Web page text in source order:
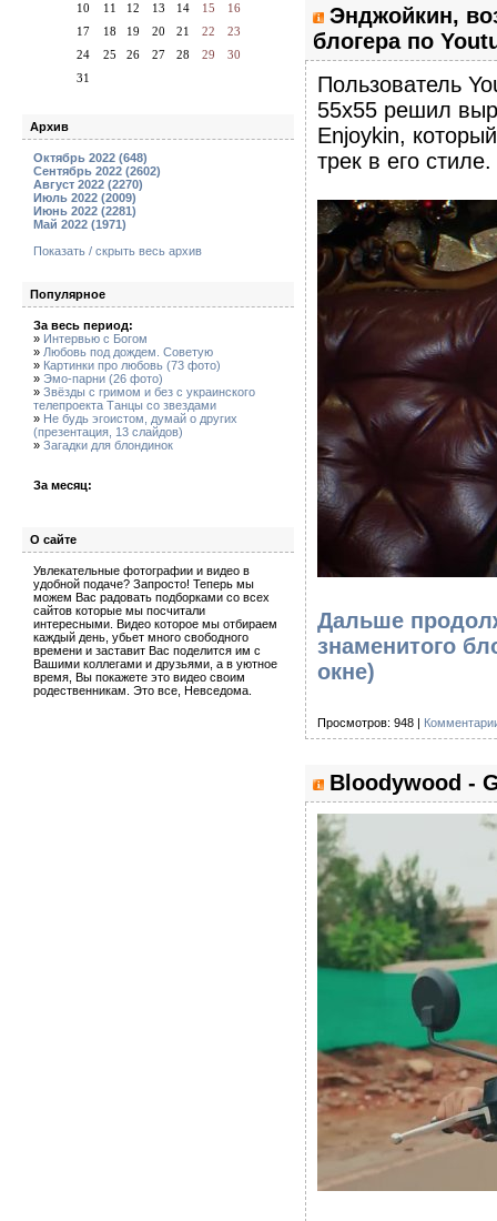
10
11 12 13 14 15
16
17
18 19 20 21 22
23
24
25 26 27 28 29
30
31
Архив
Октябрь 2022 (648)
Сентябрь 2022 (2602)
Август 2022 (2270)
Июль 2022 (2009)
Июнь 2022 (2281)
Май 2022 (1971)
Показать / скрыть весь архив
Популярное
За весь период:
» Интервью с Богом
» Любовь под дождем. Советую
» Картинки про любовь (73 фото)
» Эмо-парни (26 фото)
» Звёзды с гримом и без с украинского
телепроекта Танцы со звездами
» Не будь эгоистом, думай о других
(презентация, 13 слайдов)
» Загадки для блондинок
За месяц:
О сайте
Увлекательные фотографии и видео в
удобной подаче? Запросто! Теперь мы
можем Вас радовать подборками со всех
сайтов которые мы посчитали
интересными. Видео которое мы отбираем
каждый день, убьет много свободного
времени и заставит Вас поделится им с
Вашими коллегами и друзьями, а в уютное
время, Вы покажете это видео своим
родественникам. Это все, Невседома.
Энджойкин,
блогера по
Пользователь
55x55 решил
Enjoykin,
трек в его стиле.
Дальше
знаменитого
окне)
Просмотров: 948 |
Bloodywood -